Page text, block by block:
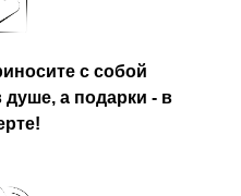
с собой
душе, а подарки - в